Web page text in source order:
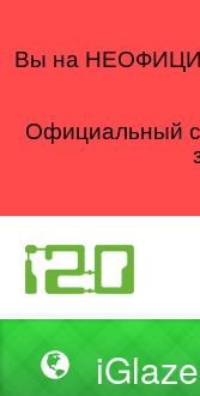
Вы на
Официальный
Что делаемiGlaze